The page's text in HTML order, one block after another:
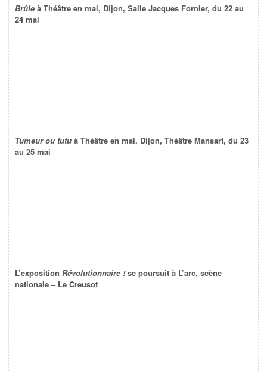
Brûle à Théâtre en mai, Dijon, Salle Jacques Fornier, du 22 au
24 mai
Tumeur ou tutu à Théâtre en mai, Dijon, Théâtre Mansart, du 23
au 25 mai
L’exposition Révolutionnaire !se poursuit à L’arc, scène
nationale – Le Creusot